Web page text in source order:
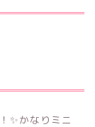
✨かなりミニ